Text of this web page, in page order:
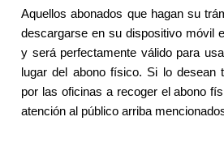
Aquellos abonados que hagan su
descargarse en su dispositivo móvil
y será perfectamente válido para
lugar del abono físico. Si lo desean
por las oficinas a recoger el abono
atención al público arriba